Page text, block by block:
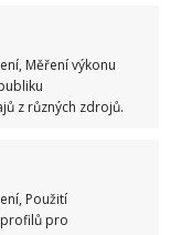
Měření výkonu
z různých zdrojů.
Použití
profilů pro
zařízení
snižovat
paliva.
provozu. Ať
jiné vytápění,